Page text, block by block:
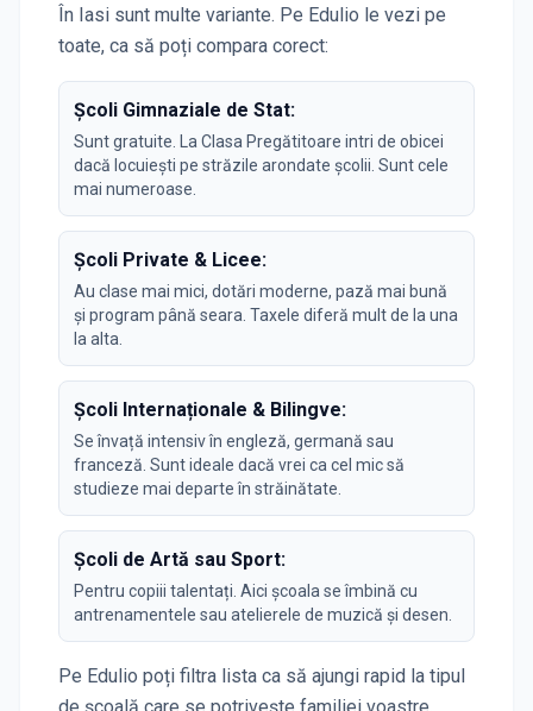
În Iasi sunt multe variante. Pe Edulio le vezi pe
toate, ca să poți compara corect:
Școli Gimnaziale de Stat:
Sunt gratuite. La Clasa Pregătitoare intri de obicei
dacă locuiești pe străzile arondate școlii. Sunt cele
mai numeroase.
Școli Private & Licee:
Au clase mai mici, dotări moderne, pază mai bună
și program până seara. Taxele diferă mult de la una
la alta.
Școli Internaționale & Bilingve:
Se învață intensiv în engleză, germană sau
franceză. Sunt ideale dacă vrei ca cel mic să
studieze mai departe în străinătate.
Școli de Artă sau Sport:
Pentru copiii talentați. Aici școala se îmbină cu
antrenamentele sau atelierele de muzică și desen.
Pe Edulio poți filtra lista ca să ajungi rapid la tipul
de școală care se potrivește familiei voastre.